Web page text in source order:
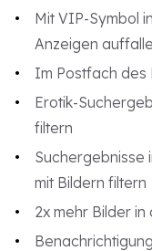
Mit VIP-Symbol
Anzeigen
Im Postfach des
Erotik-
filtern
Suchergebnisse
mit Bildern filtern
2x mehr Bilder